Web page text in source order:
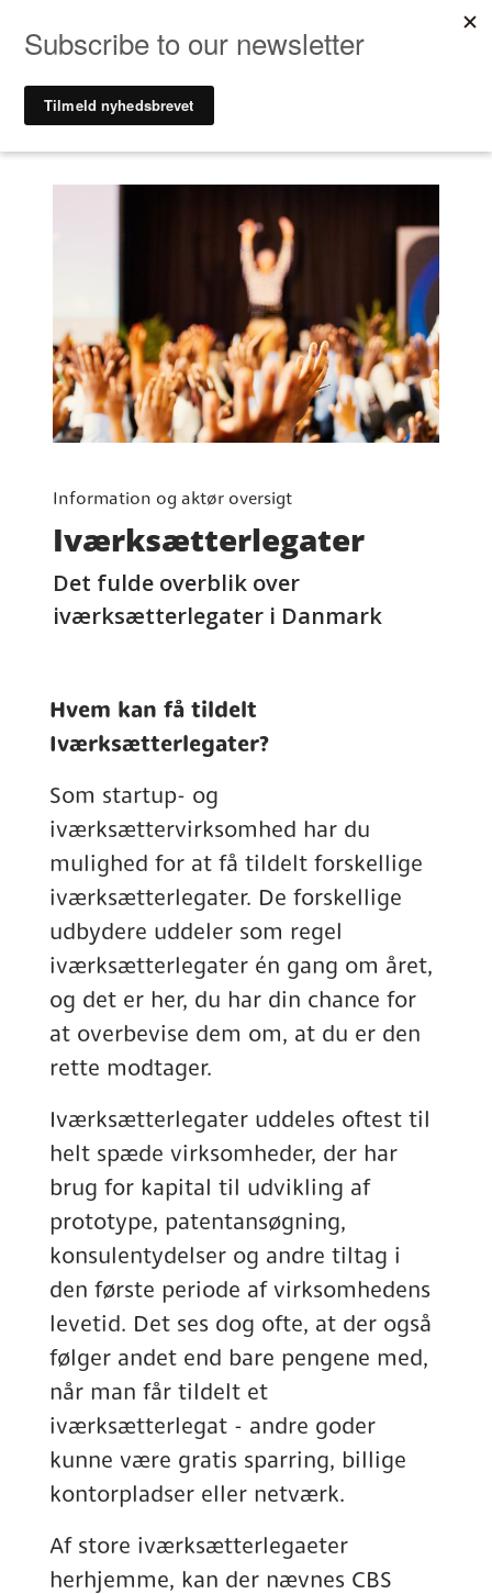
Information og aktør oversigt
Iværksætterlegater
Det fulde overblik over
iværksætterlegater i Danmark
Hvem kan få tildelt
Iværksætterlegater?
Som startup- og
iværksættervirksomhed har du
mulighed for at få tildelt forskellige
iværksætterlegater. De forskellige
udbydere uddeler som regel
iværksætterlegater én gang om året,
og det er her, du har din chance for
at overbevise dem om, at du er den
rette modtager.
Iværksætterlegater uddeles oftest til
helt spæde virksomheder, der har
brug for kapital til udvikling af
prototype, patentansøgning,
konsulentydelser og andre tiltag i
den første periode af virksomhedens
levetid. Det ses dog ofte, at der også
følger andet end bare pengene med,
når man får tildelt et
iværksætterlegat - andre goder
kunne være gratis sparring, billige
kontorpladser eller netværk.
Af store iværksætterlegaeter
herhjemme, kan der nævnes CBS